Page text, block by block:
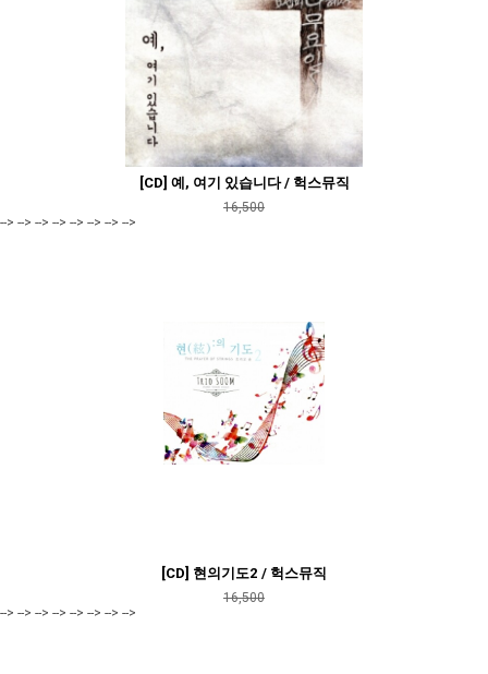
[CD] 예, 여기 있습니다 / 헉스뮤직
16,500
--> --> --> --> --> --> --> -->
[CD] 현의기도2 / 헉스뮤직
16,500
--> --> --> --> --> --> --> -->